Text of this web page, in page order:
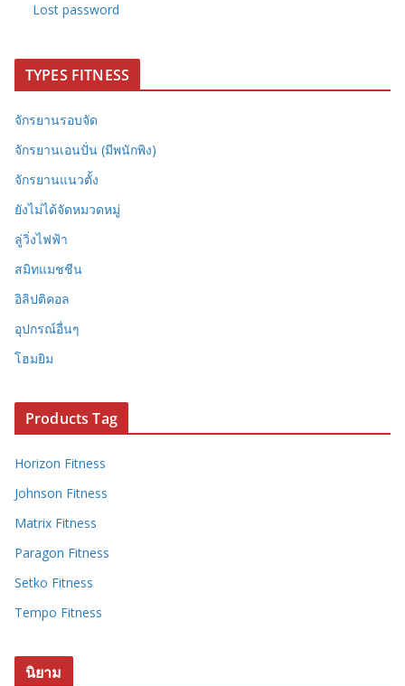
Lost password
TYPES FITNESS
จักรยานรอบจัด
จักรยานเอนปั่น (มีพนักพิง)
จักรยานแนวตั้ง
ยังไม่ได้จัดหมวดหมู่
ลู่วิ่งไฟฟ้า
สมิทแมชชีน
อิลิปติคอล
อุปกรณ์อื่นๆ
โฮมยิม
Products Tag
Horizon Fitness
Johnson Fitness
Matrix Fitness
Paragon Fitness
Setko Fitness
Tempo Fitness
นิยาม